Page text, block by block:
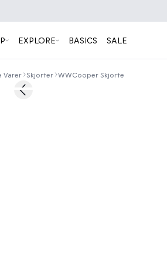
EXPLORE BASICS SALE
Varer Skjorter WWCooper Skjorte
50%Previous slide